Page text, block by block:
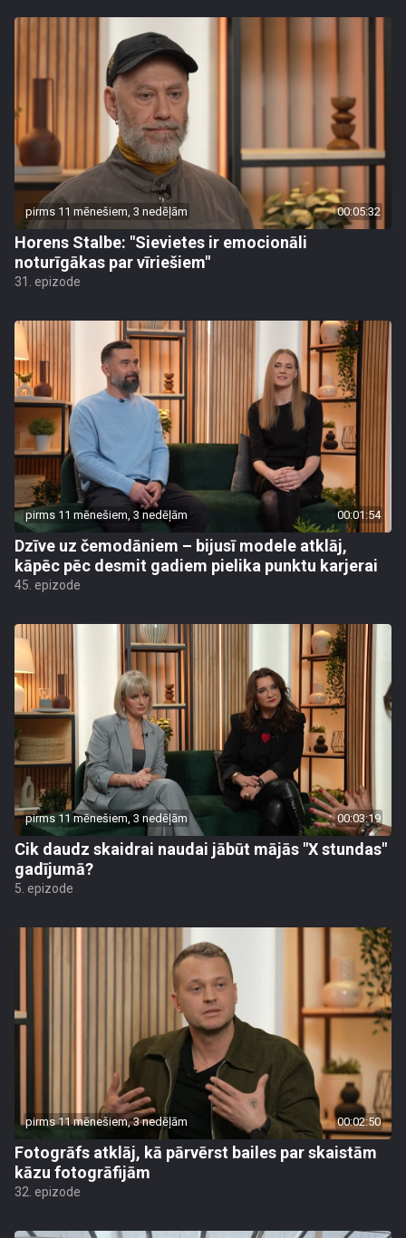
pirms 11 mēnešiem, 3 nedēļām 00:05:32
Horens Stalbe: "Sievietes ir emocionāli
noturīgākas par vīriešiem"
31. epizode
pirms 11 mēnešiem, 3 nedēļām 00:01:54
Dzīve uz čemodāniem – bijusī modele atklāj,
kāpēc pēc desmit gadiem pielika punktu karjerai
45. epizode
pirms 11 mēnešiem, 3 nedēļām 00:03:19
Cik daudz skaidrai naudai jābūt mājās "X stundas"
gadījumā?
5. epizode
pirms 11 mēnešiem, 3 nedēļām 00:02:50
Fotogrāfs atklāj, kā pārvērst bailes par skaistām
kāzu fotogrāfijām
32. epizode